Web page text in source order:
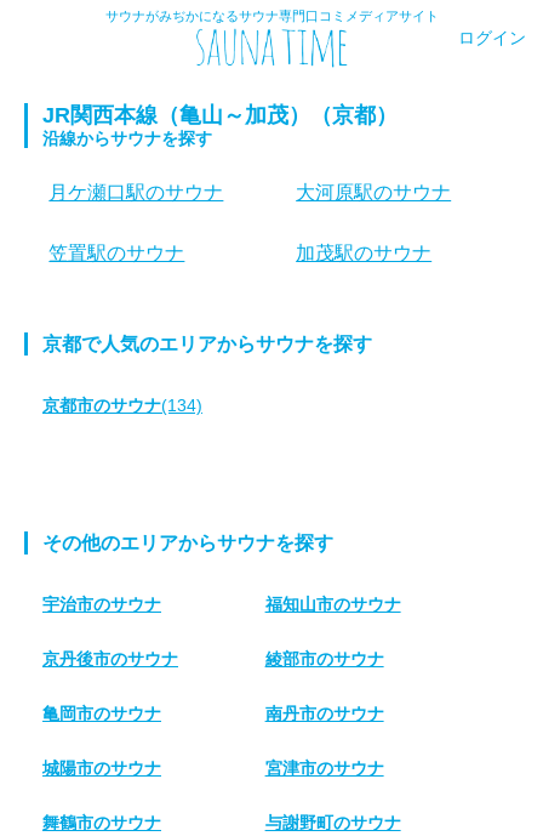
サウナがみぢかになるサウナ専門口コミメディアサイト
ログイン
JR関西本線（亀山～加茂）（京都）
沿線からサウナを探す
月ケ瀬口駅のサウナ 大河原駅のサウナ
笠置駅のサウナ 加茂駅のサウナ
京都で人気のエリアからサウナを探す
京都市のサウナ(134)
その他のエリアからサウナを探す
宇治市のサウナ 福知山市のサウナ
京丹後市のサウナ 綾部市のサウナ
亀岡市のサウナ 南丹市のサウナ
城陽市のサウナ 宮津市のサウナ
舞鶴市のサウナ 与謝野町のサウナ